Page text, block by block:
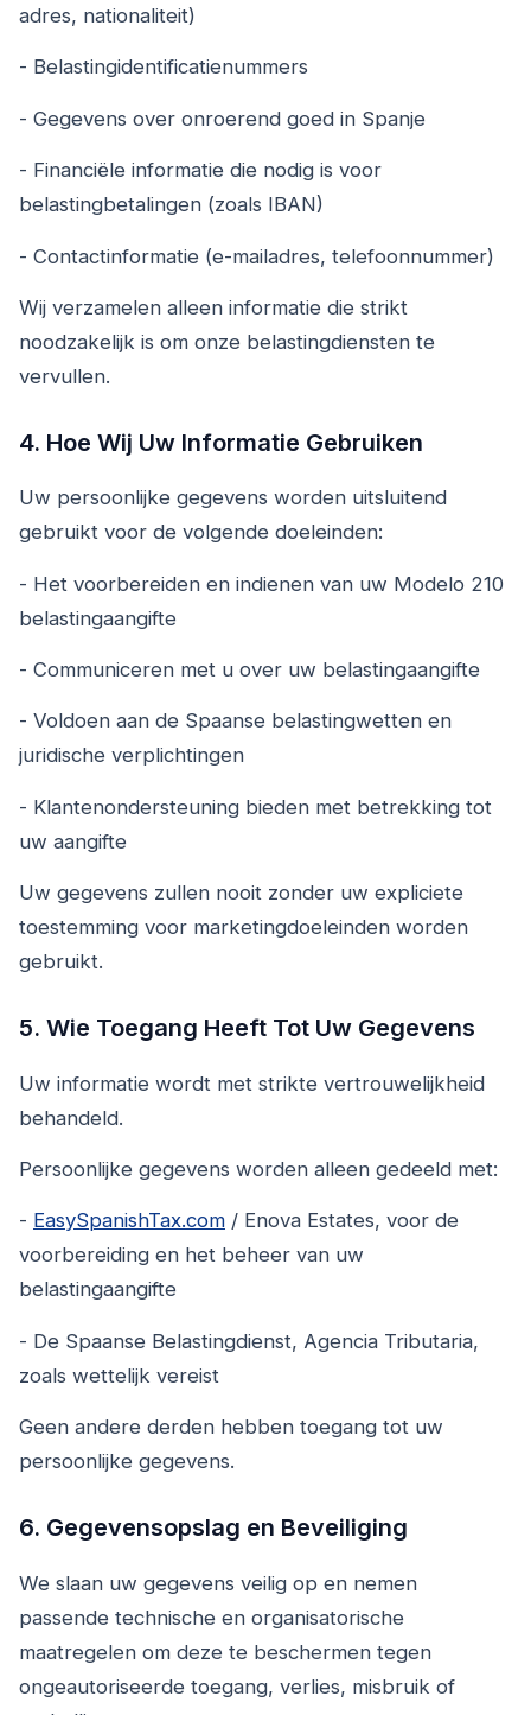
adres, nationaliteit)
- Belastingidentificatienummers
- Gegevens over onroerend goed in Spanje
- Financiële informatie die nodig is voor
belastingbetalingen (zoals IBAN)
- Contactinformatie (e-mailadres, telefoonnummer)
Wij verzamelen alleen informatie die strikt
noodzakelijk is om onze belastingdiensten te
vervullen.
4. Hoe Wij Uw Informatie Gebruiken
Uw persoonlijke gegevens worden uitsluitend
gebruikt voor de volgende doeleinden:
- Het voorbereiden en indienen van uw Modelo 210
belastingaangifte
- Communiceren met u over uw belastingaangifte
- Voldoen aan de Spaanse belastingwetten en
juridische verplichtingen
- Klantenondersteuning bieden met betrekking tot
uw aangifte
Uw gegevens zullen nooit zonder uw expliciete
toestemming voor marketingdoeleinden worden
gebruikt.
5. Wie Toegang Heeft Tot Uw Gegevens
Uw informatie wordt met strikte vertrouwelijkheid
behandeld.
Persoonlijke gegevens worden alleen gedeeld met:
- EasySpanishTax.com / Enova Estates, voor de
voorbereiding en het beheer van uw
belastingaangifte
- De Spaanse Belastingdienst, Agencia Tributaria,
zoals wettelijk vereist
Geen andere derden hebben toegang tot uw
persoonlijke gegevens.
6. Gegevensopslag en Beveiliging
We slaan uw gegevens veilig op en nemen
passende technische en organisatorische
maatregelen om deze te beschermen tegen
ongeautoriseerde toegang, verlies, misbruik of